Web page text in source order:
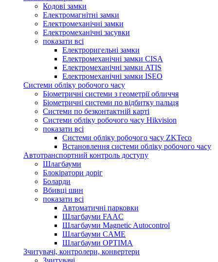
Кодові замки
Електромагнітні замки
Електромеханічні замки
Електромеханічні засувки
показати всі
Електроригельні замки
Електромеханічні замки CISA
Електромеханічні замки ATIS
Електромеханічні замки ISEO
Системи обліку робочого часу
Біометричні системи з геометрії обличчя
Біометричні системи по відбитку пальця
Системи по безконтактній карті
Системи обліку робочого часу Hikvision
показати всі
Системи обліку робочого часу ZKTeco
Встановлення системи обліку робочого часу
Автотранспортний контроль доступу
Шлагбауми
Блокіратори доріг
Боларди
Вбивці шин
показати всі
Автоматичні парковки
Шлагбауми FAAC
Шлагбауми Magnetic Autocontrol
Шлагбауми CAME
Шлагбауми OPTIMA
Зчитувачі, контролери, конвертери
Зчитувачі